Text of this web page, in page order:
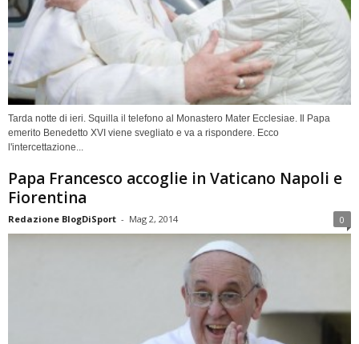
Tarda notte di ieri. Squilla il telefono al Monastero Mater Ecclesiae. Il Papa
emerito Benedetto XVI viene svegliato e va a rispondere. Ecco
l'intercettazione...
Papa Francesco accoglie in Vaticano Napoli e
Fiorentina
Redazione BlogDiSport - Mag 2, 2014 0